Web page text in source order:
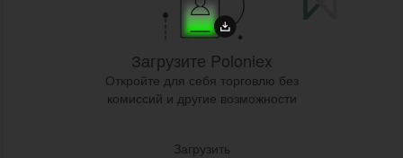
Загрузите Poloniex
Откройте для себя торговлю без
комиссий и другие возможности
Загрузить